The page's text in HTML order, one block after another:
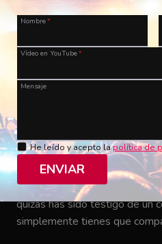
¡Haz historia
vídeo ahora!
amantes de los conciertos en
¿Tienes guardado en tu
en el que tu artista favorito
quizás has sido testigo de un
simplemente tienes que
Nombre*
Vídeo en YouTube*
Mensaje
He leído y acepto lapolítica de
ENVIAR